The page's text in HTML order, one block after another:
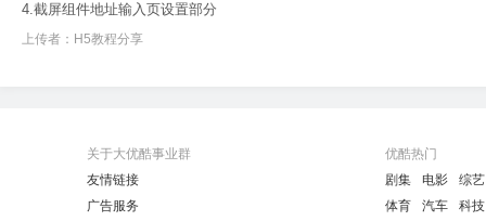
4.截屏组件地址输入页设置部分
上传者： H5教程分享
关于大优酷事业群
友情链接
广告服务
优酷热门
剧集
电影
综艺
体育
汽车
科技